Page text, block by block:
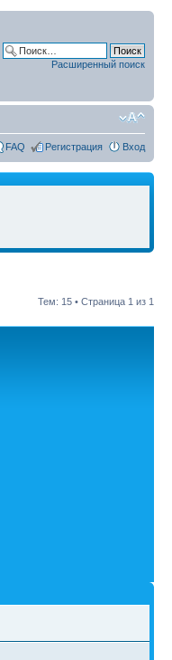
Расширенный поиск
FAQ Регистрация Вход
Тем: 15 • Страница 1 из 1